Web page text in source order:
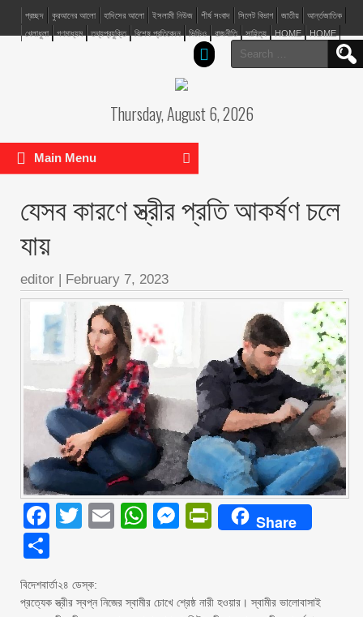
প্রচ্ছদ কুরআনের আলো হাদিসের আলো ইসলামী নিউজ শীর্ষ সংবাদ সিলেট বিভাগ জাতীয়
আর্ন্তজাতিক
খেলাধুলা
গণমাধ্যম তথ্যপ্রযুক্তি বিশেষ প্রতিবেদন ভিডিও রাজনীতি সাহিত্য HOME HOME
Search
for:
Thursday, August 6, 2026
Main Menu
যেসব কারণে স্ত্রীর প্রতি আকর্ষণ চলে
যায়
editor | February 7, 2023
Facebook
Twitter
EmailWhatsApp
Messenger
PrintFriendly
Share
বিদেশবার্তা২৪ ডেস্ক:
প্রত্যেক স্ত্রীর স্বপ্ন নিজের স্বামীর চোখে শ্রেষ্ঠ নারী হওয়ার। স্বামীর ভালোবাসাই